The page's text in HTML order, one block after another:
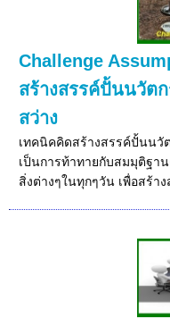
Challenge
สร้างสรรค์ปั้นนวัต
สว่าง
เทคนิคคิดสร้างสรรค์ปั้นนวั
เป็นการท้าทายกับสมมุติฐา
สิ่งต่างๆในทุกๆวัน เพื่อสร้า